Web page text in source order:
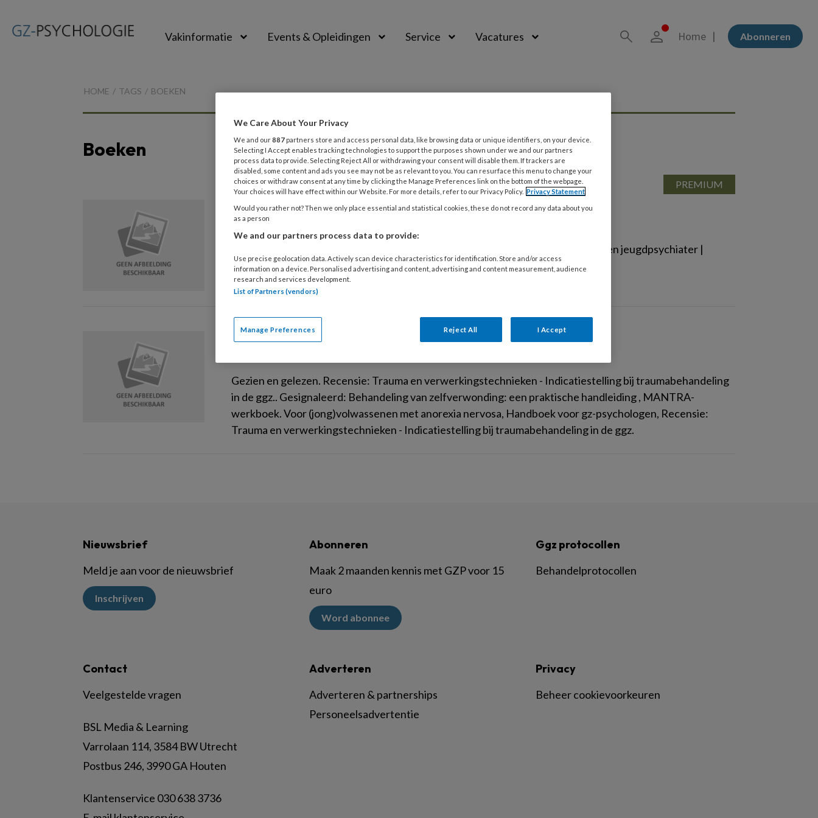
Vakinformatie Events & Opleidingen Service Vacatures Abonneren
Home
HOME TAGS BOEKEN
Boeken
29 OKTOBER 2021 BOEKEN ETC.
Boeken etc.
Vertel ik het wel of vertel ik het niet? | Verdwijnpunt | De praktijk van de kinder- en jeugdpsychiater |
Handboek Psychiatrisch onderzoek
Gezien en gelezen. Recensie: Trauma en verwerkingstechnieken - Indicatiestelling bij traumabehandeling
in de ggz.. Gesignaleerd: Behandeling van zelfverwonding: een praktische handleiding , MANTRA-
werkboek. Voor (jong)volwassenen met anorexia nervosa, Handboek voor gz-psychologen, Recensie:
Trauma en verwerkingstechnieken - Indicatiestelling bij traumabehandeling in de ggz.
Nieuwsbrief
Meld je aan voor de nieuwsbrief
Inschrijven
Abonneren
Maak 2 maanden kennis met GZP voor 15
euro
Word abonnee
Ggz protocollen
Behandelprotocollen
Contact
Veelgestelde vragen
BSL Media & Learning
Varrolaan 114, 3584 BW Utrecht
Postbus 246, 3990 GA Houten
Klantenservice 030 638 3736
Adverteren
Adverteren & partnerships
Personeelsadvertentie
Privacy
Beheer cookievoorkeuren
We Care About Your Privacy
We and our887 partners store and access personal data, like browsing data or unique identifiers, on your device.
Selecting I Accept enables tracking technologies to support the purposes shown under we and our partners
process data to provide. Selecting Reject All or withdrawing your consent will disable them. If trackers are
disabled, some content and ads you see may not be as relevant to you. You can resurface this menu to change your
choices or withdraw consent at any time by clicking the Manage Preferences link on the bottom of the webpage.
Your choices will have effect within our Website. For more details, refer to our Privacy Policy. Privacy Statement
Would you rather not? Then we only place essential and statistical cookies, these do not record any data about you
as a person
We and our partners process data to provide:
Use precise geolocation data. Actively scan device characteristics for identification. Store and/or access
information on a device. Personalised advertising and content, advertising and content measurement, audience
research and services development.
List of Partners (vendors)
Manage Preferences Reject All I Accept